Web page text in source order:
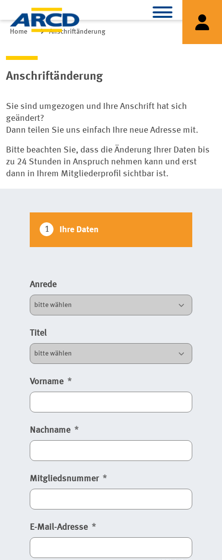
Home Anschriftänderung zurück
Anschriftänderung
Sie sind umgezogen und Ihre Anschrift hat sich
geändert?
Dann teilen Sie uns einfach Ihre neue Adresse mit.
Bitte beachten Sie, dass die Änderung Ihrer Daten bis
zu 24 Stunden in Anspruch nehmen kann und erst
dann in Ihrem Mitgliederprofil sichtbar ist.
1 Ihre Daten
Anrede
Titel
Vorname
Nachname
Mitgliedsnummer
E-Mail-Adresse